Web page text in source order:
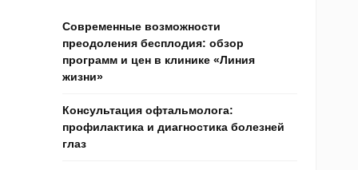
Современные возможности
преодоления бесплодия: обзор
программ и цен в клинике «Линия
жизни»
Консультация офтальмолога:
профилактика и диагностика болезней
глаз